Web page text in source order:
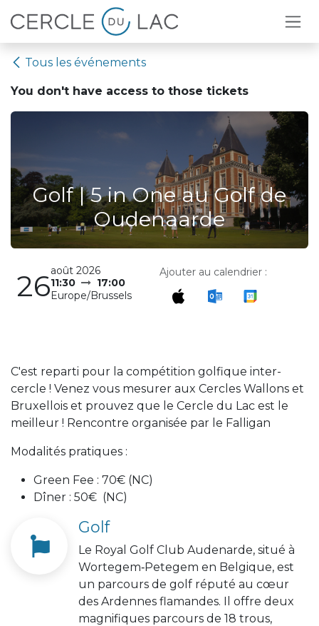
Se rendre au contenu
Tous les événements
You don't have access to those tickets
Golf | 5 in One au Golf de
Oudenaarde
26août 2026
11:30
17:00
Europe/Brussels
Ajouter au calendrier :
C'est reparti pour la compétition golfique inter-
cercle ! Venez vous mesurer aux Cercles Wallons et
Bruxellois et prouvez que le Cercle du Lac est le
meilleur ! Rencontre organisée par le Falligan
Modalités pratiques :
Green Fee : 70€ (NC)
Dîner : 50€ (NC)
Golf
Le Royal Golf Club Audenarde, situé à
Wortegem‑Petegem en Belgique, est
un parcours de golf réputé au cœur
des Ardennes flamandes. Il offre deux
magnifiques parcours de 18 trous,